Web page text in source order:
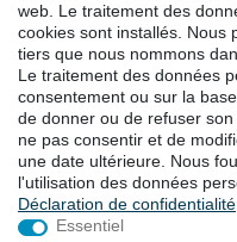
Catalogues
Technologie
Certificats
Études
Promotion
LOCALITES
web. Le traitement des
cookies sont installés. Nous
tiers que nous nommons
Le traitement des données
consentement ou sur la
de donner ou de refuser
ne pas consentir et de
une date ultérieure. Nous
l'utilisation des données
Déclaration de confidentialité
Essentiel